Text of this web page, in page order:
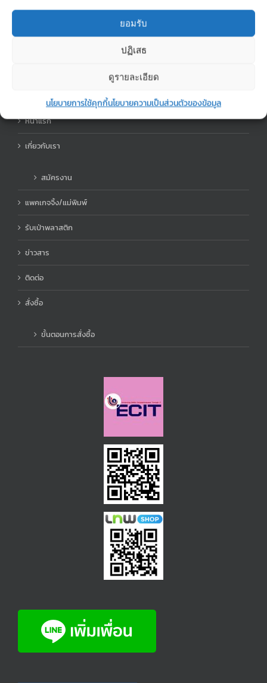
ยอมรับ
ปฏิเสธ
ดูรายละเอียด
นโยบายการใช้คุกกี้นโยบายความเป็นส่วนตัวของข้อมูล
หน้าแรก
เกี่ยวกับเรา
สมัครงาน
แพคเกจจิ้ง/แม่พิมพ์
รับเป่าพลาสติก
ข่าวสาร
ติดต่อ
สั่งซื้อ
ขั้นตอนการสั่งซื้อ